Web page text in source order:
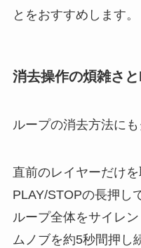
とをおすすめします。
消去操作の煩雑さ
ループの消去方法にも
直前のレイヤーだけ
PLAY/STOPの長押し
ループ全体をサイレ
ムノブを約5秒間押し